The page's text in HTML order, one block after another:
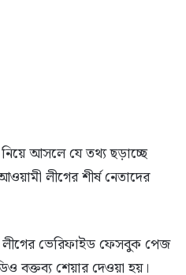
আসলে যে তথ্য ছড়াচ্ছে
লীগের শীর্ষ নেতাদের
লীগের ভেরিফাইড ফেসবুক পেজ
বক্তব্য শেয়ার দেওয়া হয়।